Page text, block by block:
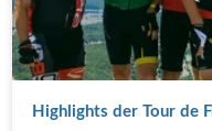
Highlights der Tour de